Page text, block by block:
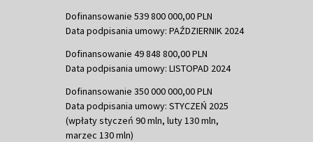
Dofinansowanie 539 800 000,00 PLN
Data podpisania umowy: PAŹDZIERNIK 2024
Dofinansowanie 49 848 800,00 PLN
Data podpisania umowy: LISTOPAD 2024
Dofinansowanie 350 000 000,00 PLN
Data podpisania umowy: STYCZEŃ 2025
(wpłaty styczeń 90 mln, luty 130 mln,
marzec 130 mln)